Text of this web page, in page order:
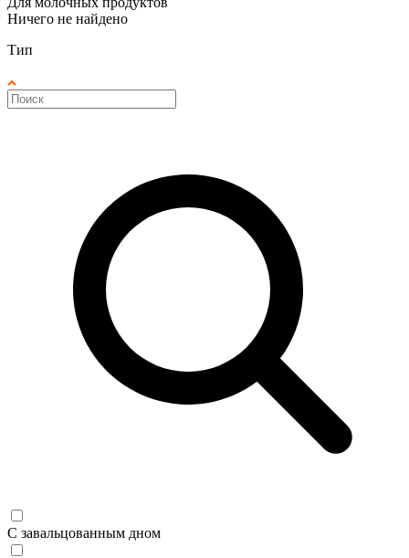
Ничего не найдено
Тип
С завальцованным дном